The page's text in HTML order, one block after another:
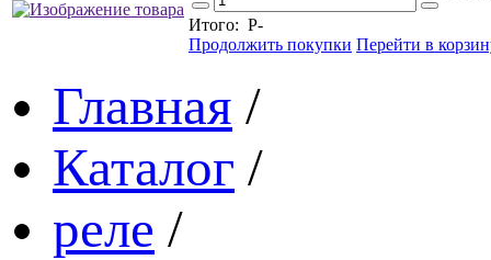
Итого: Р-
Продолжить покупки Перейти в
Главная /
Каталог /
реле /